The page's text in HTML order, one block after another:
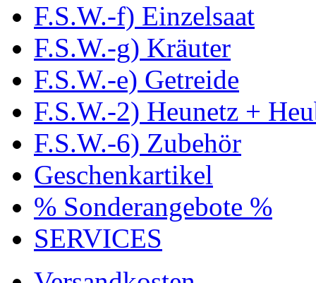
F.S.W.-f) Einzelsaat
F.S.W.-g) Kräuter
F.S.W.-e) Getreide
F.S.W.-2) Heunetz +
F.S.W.-6) Zubehör
Geschenkartikel
% Sonderangebote %
SERVICES